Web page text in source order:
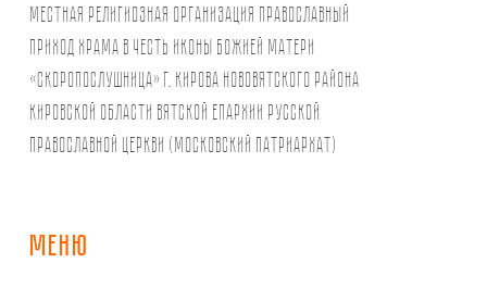
Местная религиозная организация православный
Приход храма в честь иконы Божией Матери
«Скоропослушница» г. Кирова Нововятского района
Кировской области Вятской Епархии Русской
Православной Церкви (Московский Патриархат)
МЕНЮ